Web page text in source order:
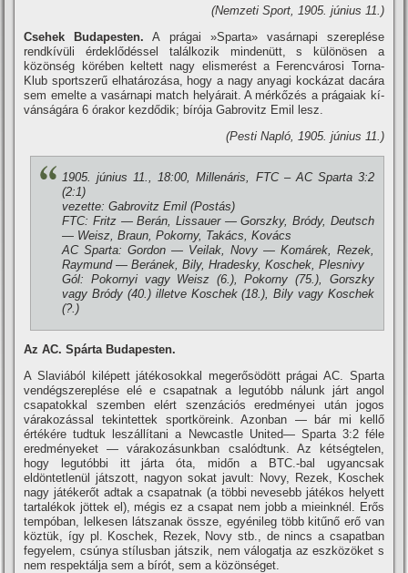
(Nemzeti Sport, 1905. június 11.)
Csehek Budapesten. A prágai »Sparta» vasárnapi szereplése
rendkí­vüli érdeklődéssel találkozik mindenütt, s különösen a
közönség körében keltett nagy elismerést a Ferencvárosi Torna-
Klub sportszerű elhatározása, hogy a nagy anyagi kockázat dacára
sem emelte a vasárnapi match helyárait. A mérkőzés a prágaiak kí­
vánságára 6 órakor kezdődik; bí­rója Gabrovitz Emil lesz.
(Pesti Napló, 1905. június 11.)
1905. június 11., 18:00, Millenáris, FTC – AC Sparta 3:2
(2:1)
vezette: Gabrovitz Emil (Postás)
FTC: Fritz — Berán, Lissauer — Gorszky, Bródy, Deutsch
— Weisz, Braun, Pokorny, Takács, Kovács
AC Sparta: Gordon — Veilak, Novy — Komárek, Rezek,
Raymund — Beránek, Bily, Hradesky, Koschek, Plesnivy
Gól: Pokornyi vagy Weisz (6.), Pokorny (75.), Gorszky
vagy Bródy (40.) illetve Koschek (18.), Bily vagy Koschek
(?.)
Az AC. Spárta Budapesten.
A Slaviából kilépett játékosokkal megerősödött prágai AC. Sparta
vendégszereplése elé e csapatnak a legutóbb nálunk járt angol
csapatokkal szemben elért szenzációs eredményei után jogos
várakozással tekintettek sportköreink. Azonban — bár mi kellő
értékére tudtuk leszállí­tani a Newcastle United— Sparta 3:2 féle
eredményeket — várakozásunkban csalódtunk. Az kétségtelen,
hogy legutóbbi itt járta óta, midőn a BTC.-bal ugyancsak
eldöntetlenül játszott, nagyon sokat javult: Novy, Rezek, Koschek
nagy játékerőt adtak a csapatnak (a többi nevesebb játékos helyett
tartalékok jöttek el), mégis ez a csapat nem jobb a mieinknél. Erős
tempóban, lelkesen látszanak össze, egyénileg több kitűnő erő van
köztük, í­gy pl. Koschek, Rezek, Novy stb., de nincs a csapatban
fegyelem, csúnya stí­lusban játszik, nem válogatja az eszközöket s
nem respektálja sem a bí­rót, sem a közönséget.